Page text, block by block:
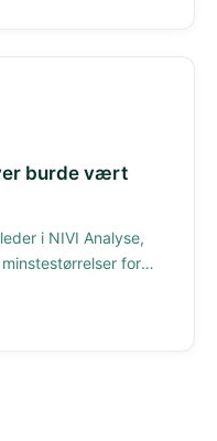
burde vært
i NIVI Analyse,
for